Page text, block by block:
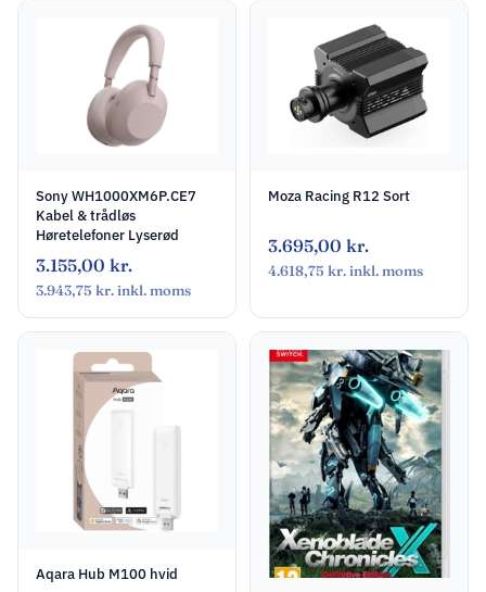
Sony WH1000XM6P.CE7
Kabel & trådløs
Høretelefoner Lyserød
3.155,00 kr.
3.943,75 kr.inkl. moms
Moza Racing R12 Sort
3.695,00 kr.
4.618,75 kr.inkl. moms
Aqara Hub M100 hvid